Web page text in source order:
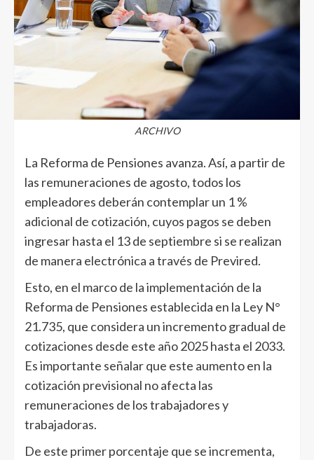
ARCHIVO
La Reforma de Pensiones avanza. Así, a partir de
las remuneraciones de agosto, todos los
empleadores deberán contemplar un 1 %
adicional de cotización, cuyos pagos se deben
ingresar hasta el 13 de septiembre si se realizan
de manera electrónica a través de Previred.
Esto, en el marco de la implementación de la
Reforma de Pensiones establecida en la Ley N°
21.735, que considera un incremento gradual de
cotizaciones desde este año 2025 hasta el 2033.
Es importante señalar que este aumento en la
cotización previsional no afecta las
remuneraciones de los trabajadores y
trabajadoras.
De este primer porcentaje que se incrementa,